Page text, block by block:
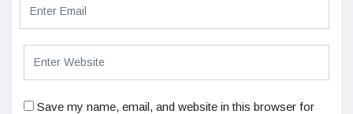
Save my name, email, and website in this browser for